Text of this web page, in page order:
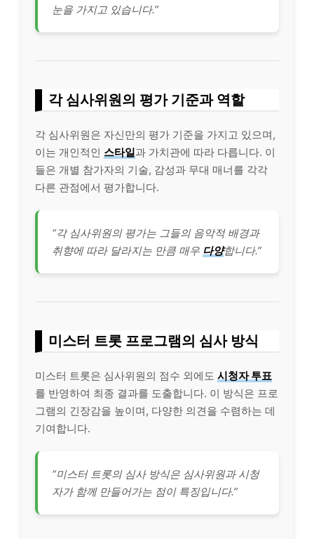
눈을 가지고 있습니다.”
각 심사위원의 평가 기준과 역할
각 심사위원은 자신만의 평가 기준을 가지고 있으며,
이는 개인적인 스타일과 가치관에 따라 다릅니다. 이
들은 개별 참가자의 기술, 감성과 무대 매너를 각각
다른 관점에서 평가합니다.
“각 심사위원의 평가는 그들의 음악적 배경과
취향에 따라 달라지는 만큼 매우 다양합니다.”
미스터 트롯 프로그램의 심사 방식
미스터 트롯은 심사위원의 점수 외에도 시청자 투표
를 반영하여 최종 결과를 도출합니다. 이 방식은 프로
그램의 긴장감을 높이며, 다양한 의견을 수렴하는 데
기여합니다.
“미스터 트롯의 심사 방식은 심사위원과 시청
자가 함께 만들어가는 점이 특징입니다.”